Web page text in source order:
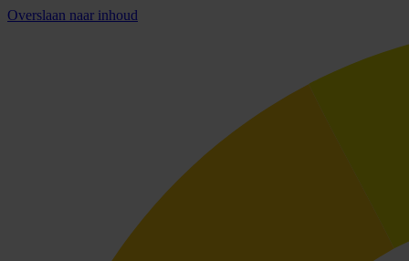
Overslaan naar inhoud